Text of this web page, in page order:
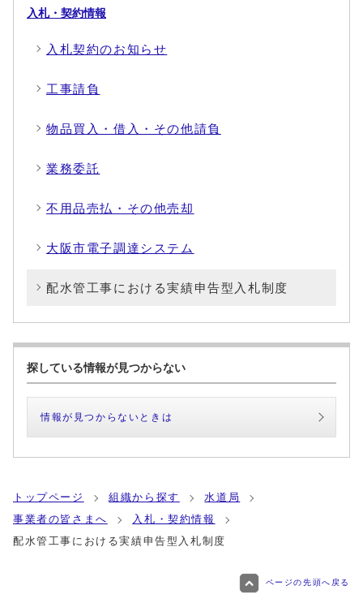
入札・契約情報
入札契約のお知らせ
工事請負
物品買入・借入・その他請負
業務委託
不用品売払・その他売却
大阪市電子調達システム
配水管工事における実績申告型入札制度
探している情報が見つからない
情報が見つからないときは
トップページ 組織から探す
水道局
事業者の皆さまへ
入札・契約情報
配水管工事における実績申告型入札制度
ページの先頭へ戻る